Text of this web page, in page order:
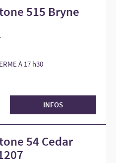
515 Bryne
À 17 h30
INFOS
54 Cedar